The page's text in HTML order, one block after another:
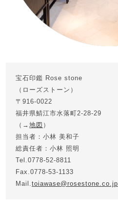
宝石印鑑 Rose stone
（ローズストーン）
〒916-0022
福井県鯖江市水落町2-28-29
（→ 地図 ）
担当者：小林 美和子
総責任者：小林 照明
Tel.0778-52-8811
Fax.0778-53-1133
Mail. toiawase@rosestone.co.jp